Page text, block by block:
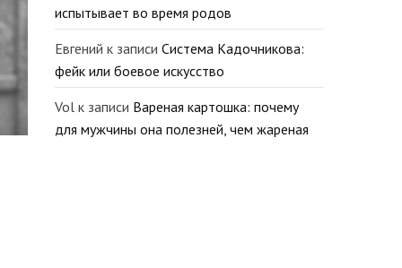
испытывает во время родов
Евгений к записи Система Кадочникова:
фейк или боевое искусство
Vol к записи Вареная картошка: почему
для мужчины она полезней, чем жареная